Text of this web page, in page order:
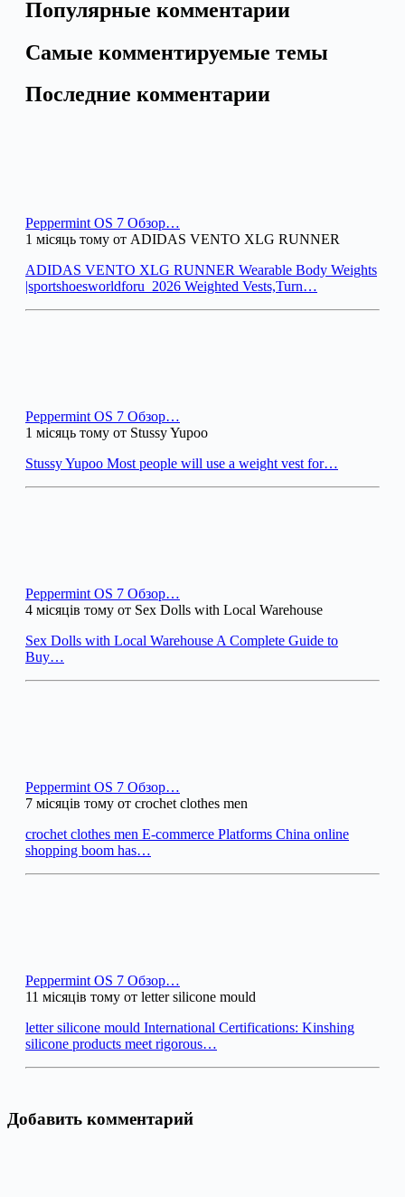
Популярные комментарии
Самые комментируемые темы
Последние комментарии
Peppermint OS 7 Обзор…
1 місяць тому от ADIDAS VENTO XLG RUNNER
ADIDAS VENTO XLG RUNNER Wearable Body Weights
|sportshoesworldforu_2026 Weighted Vests,Turn…
Peppermint OS 7 Обзор…
1 місяць тому от Stussy Yupoo
Stussy Yupoo Most people will use a weight vest for…
Peppermint OS 7 Обзор…
4 місяців тому от Sex Dolls with Local Warehouse
Sex Dolls with Local Warehouse A Complete Guide to
Buy…
Peppermint OS 7 Обзор…
7 місяців тому от crochet clothes men
crochet clothes men E-commerce Platforms China online
shopping boom has…
Peppermint OS 7 Обзор…
11 місяців тому от letter silicone mould
letter silicone mould International Certifications: Kinshing
silicone products meet rigorous…
Добавить комментарий